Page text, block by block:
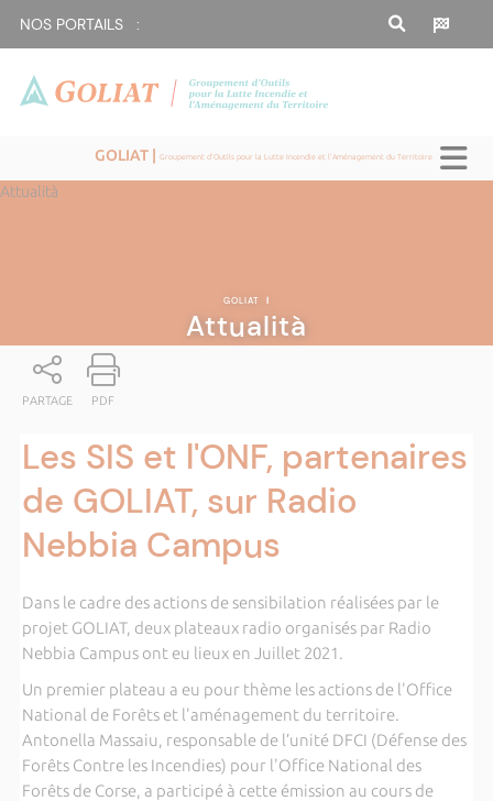
NOS PORTAILS :
GOLIAT |Groupement d'Outils pour la Lutte Incendie et l'Aménagement du Territoire
Attualità
GOLIAT |
Attualità
PARTAGE PDF
Les SIS et l'ONF, partenaires
de GOLIAT, sur Radio
Nebbia Campus
Dans le cadre des actions de sensibilation réalisées par le
projet GOLIAT, deux plateaux radio organisés par Radio
Nebbia Campus ont eu lieux en Juillet 2021.
Un premier plateau a eu pour thème les actions de l'Office
National de Forêts et l'aménagement du territoire.
Antonella Massaiu, responsable de l’unité DFCI (Défense des
Forêts Contre les Incendies) pour l'Office National des
Forêts de Corse, a participé à cette émission au cours de